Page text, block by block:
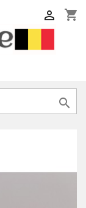
shopping_cart

